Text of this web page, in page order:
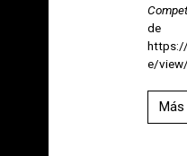
de
e/